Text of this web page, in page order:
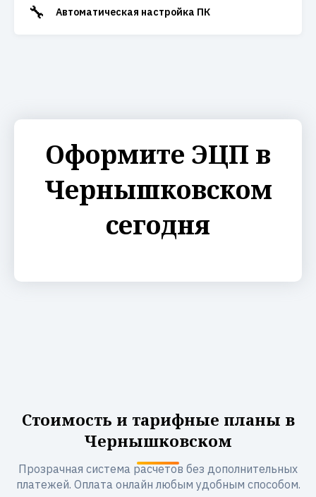
🔧 Автоматическая настройка ПК
Оформите ЭЦП в
Чернышковском
сегодня
Стоимость и тарифные планы в
Чернышковском
Прозрачная система расчетов без дополнительных
платежей. Оплата онлайн любым удобным способом.